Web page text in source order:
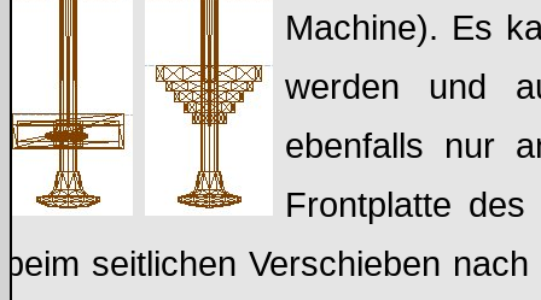
Machine). Es
werden und
ebenfalls nur
Frontplatte
beim seitlichen Verschieben